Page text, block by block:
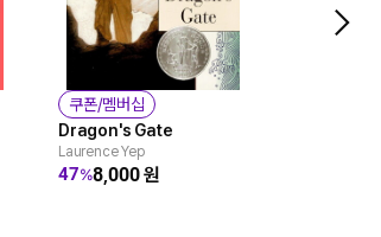
쿠폰/멤버십
Dragon's Gate
Laurence Yep
47%8,000원